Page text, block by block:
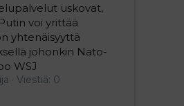
uskovat,
voi yrittää
yhtenäisyyttä
johonkin Nato-
WSJ
Viestiä: 0